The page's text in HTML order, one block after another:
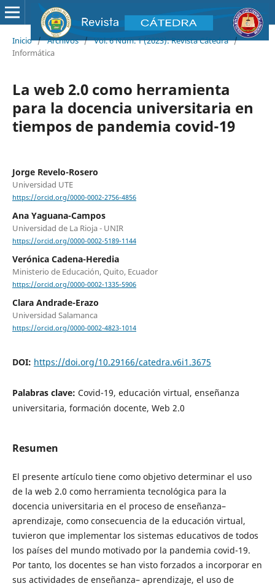
Inicio / Archivos / Vol. 6 Núm. 1 (2023): Revista Cátedra /
Informática
La web 2.0 como herramienta
para la docencia universitaria en
tiempos de pandemia covid-19
Jorge Revelo-Rosero
Universidad UTE
https://orcid.org/0000-0002-2756-4856
Ana Yaguana-Campos
Universidad de La Rioja - UNIR
https://orcid.org/0000-0002-5189-1144
Verónica Cadena-Heredia
Ministerio de Educación, Quito, Ecuador
https://orcid.org/0000-0002-1335-5906
Clara Andrade-Erazo
Universidad Salamanca
https://orcid.org/0000-0002-4823-1014
DOI: https://doi.org/10.29166/catedra.v6i1.3675
Palabras clave: Covid-19, educación virtual, enseñanza
universitaria, formación docente, Web 2.0
Resumen
El presente artículo tiene como objetivo determinar el uso
de la web 2.0 como herramienta tecnológica para la
docencia universitaria en el proceso de enseñanza–
aprendizaje, como consecuencia de la educación virtual,
tuvieron que implementar los sistemas educativos de todos
los países del mundo motivado por la pandemia covid-19.
Por tanto, los docentes se han visto forzados a incorporar en
sus actividades de enseñanza– aprendizaje, el uso de